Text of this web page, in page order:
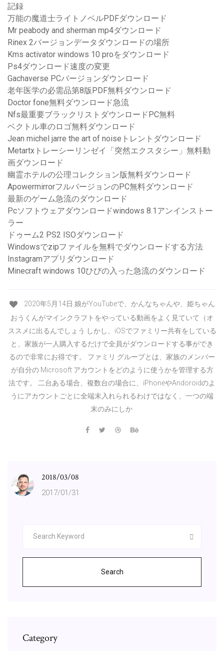
記録
万能の魔道士ライトノベルPDFダウンロード
Mr peabody and sherman mp4ダウンロード
Rinex 2バージョンデータダウンロードの場所
Kms activator windows 10 proをダウンロード
Ps4ダウンロード速度の変更
Gachaverse PCバージョンダウンロード
老年医学の必需品第8版PDF無料ダウンロード
Doctor fone無料ダウンロード急流
Nfs最重要ブラックリストダウンロードPC無料
ベクトル車のロゴ無料ダウンロード
Jean michel jarre the art of noiseトレントダウンロード
Metartxトレーシーリンゼイ「突然エクスタシー」無料動
画ダウンロード
幽霊ホテルの公理コレクション版無料ダウンロード
ApowermirrorフルバージョンのPC無料ダウンロード
最新のゲーム急流のダウンロード
Pcソフトウェアダウンロードwindows 8.1アンインストー
ラー
ドゥーム2 PS2 ISOダウンロード
Windowsでzipファイルを無料でダウンロードする方法
Instagramアプリダウンロード
Minecraft windows 10ひびの入った急流のダウンロード
2020年5月14日 娘がYouTubeで、かんなちゃんや、 姫ちゃん
おうくんがマインクラフトをやっている動画をよく見ていて（オ
ススメに出るんでしょう しかし、iOSでファミリー共有をしている
と、家族が一人購入するだけで全員がダウンロードする事ができ
るので非常にお得です。 ファミリ グループとは、家族のメンバー
が自分の Microsoft アカウントをどのように使うかを管理する方
法です。 二台ある場合、複数台の場合に、iPhoneやAndoroidのよ
うにアカウントごとに全端末入れられるわけではなく、一つの端
末のみにしか
2018/03/08
2017/01/31
Search
Category